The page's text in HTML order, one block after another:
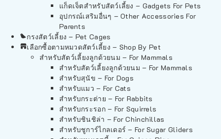
แก็ดเจ็ตสำหรับสัตว์เลี้ยง – Gadgets For Pets
อุปกรณ์เสริมอื่นๆ – Other Accessories For
Parents
กรงสัตว์เลี้ยง – Pet Cages
เลือกซื้อตามหมวดสัตว์เลี้ยง – Shop By Pet
สำหรับสัตว์เลี้ยงลูกด้วยนม – For Mammals
สำหรับสัตว์เลี้ยงลูกด้วยนม – For Mammals
สำหรับสุนัข – For Dogs
สำหรับแมว – For Cats
สำหรับกระต่าย – For Rabbits
สำหรับกระรอก – For Squirrels
สำหรับชินชิล่า – For Chinchillas
สำหรับชูการ์ไกลเดอร์ – For Sugar Gliders